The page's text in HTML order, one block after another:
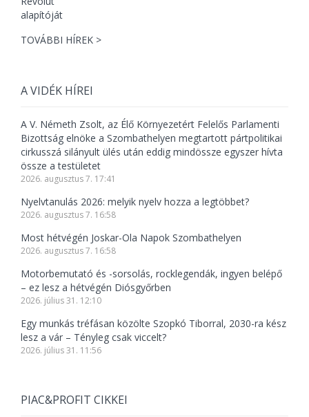
TOVÁBBI HÍREK >
A VIDÉK HÍREI
A V. Németh Zsolt, az Élő Környezetért Felelős Parlamenti
Bizottság elnöke a Szombathelyen megtartott pártpolitikai
cirkusszá silányult ülés után eddig mindössze egyszer hívta
össze a testületet
2026. augusztus 7. 17:41
Nyelvtanulás 2026: melyik nyelv hozza a legtöbbet?
2026. augusztus 7. 16:58
Most hétvégén Joskar-Ola Napok Szombathelyen
2026. augusztus 7. 16:58
Motorbemutató és -sorsolás, rocklegendák, ingyen belépő
– ez lesz a hétvégén Diósgyőrben
2026. július 31. 12:10
Egy munkás tréfásan közölte Szopkó Tiborral, 2030-ra kész
lesz a vár – Tényleg csak viccelt?
2026. július 31. 11:56
PIAC&PROFIT CIKKEI